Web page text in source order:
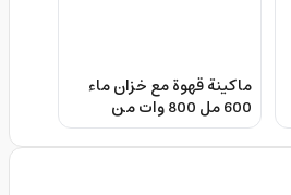
ماكينة قهوة مع خزان ماء
600 مل 800 وات من
جامايكا Jamaky Coffee
Maker Machine With